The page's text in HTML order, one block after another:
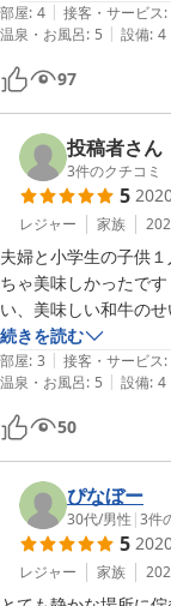
食事も量が多すぎる
で味付けや見た目でも
お風呂も貸し切りで露
お湯も、湯の花が舞
綺麗でした。
貸し切りの露天風呂
ながらゆっくり浸か
また、お湯の温度管
く入れました。
朝食中に布団とお茶
部屋: 4 | 接客・サービス:
温泉・お風呂: 5 | 設備: 4
97
投稿者さん
3件のクチコミ
5
レジャー 家族
夫婦と小学生の子供
ちゃ美味しかったで
い、美味しい和牛の
た。大満足！
また3つのお風呂は全
は露天のみ。あとの2
て入れると思います
の良いご主人にも癒
続きを読む
部屋: 3 | 接客・サービス:
温泉・お風呂: 5 | 設備: 4
50
ぴなぼー
30代/男性 |3件
5
レジャー 家族